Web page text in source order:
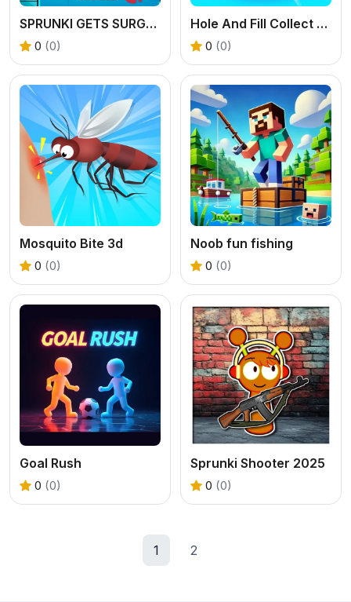
SPRUNKI GETS SURGERY
0 (0)
Hole And Fill Collect Master
0 (0)
Mosquito Bite 3d
0 (0)
Noob fun fishing
0 (0)
Goal Rush
0 (0)
Sprunki Shooter 2025
0 (0)
1 2